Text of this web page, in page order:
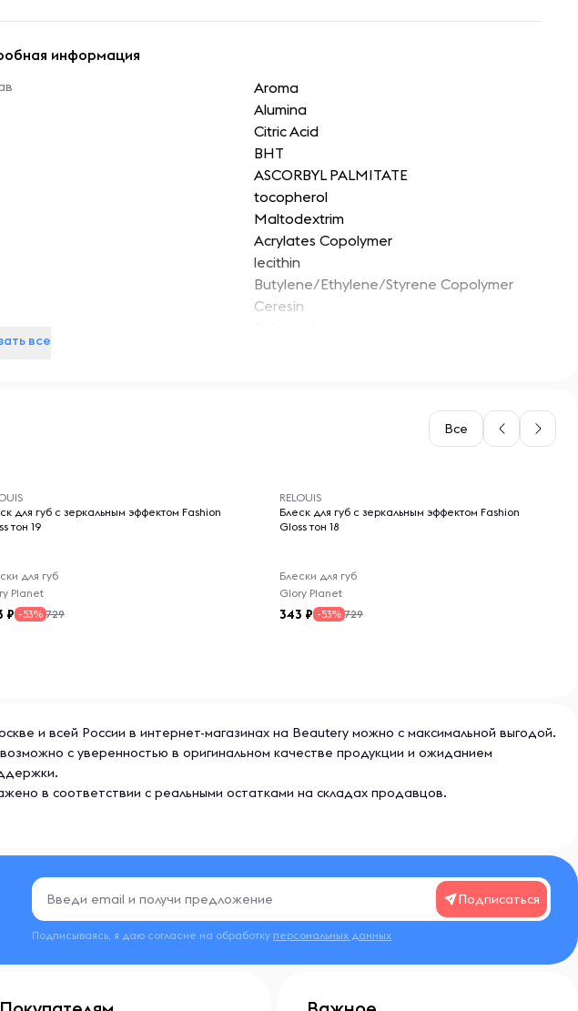
информация
Aroma
Alumina
Citric Acid
BHT
ASCORBYL PALMITATE
tocopherol
Maltodextrim
Acrylates Copolymer
lecithin
Butylene/Ethylene/Styrene Copolymer
Ceresin
все
Все
для губ с зеркальным эффектом Fashion
тон 19
для губ
Planet
-53% 729
RELOUIS
Блеск для губ с зеркальным эффектом Fashion
Gloss тон 18
Блески для губ
Glory Planet
343 -53% 729
и всей России в интернет-магазинах на Beautery можно с максимальной выгодой.
с уверенностью в оригинальном качестве продукции и ожиданием
в соответствии с реальными остатками на складах продавцов.
Подписаться
Подписываясь, я даю согласие на обработку персональных данных